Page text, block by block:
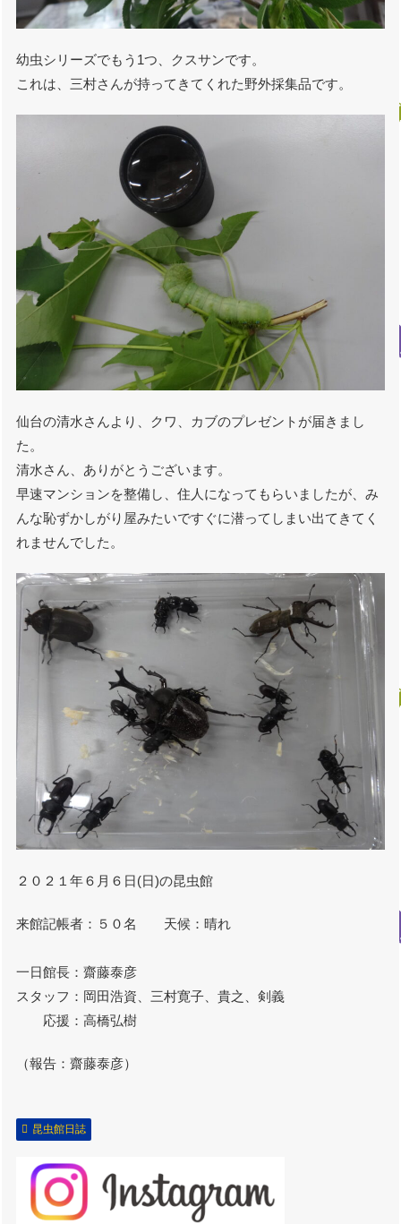
幼虫シリーズでもう1つ、クスサンです。
これは、三村さんが持ってきてくれた野外採集品です。
仙台の清水さんより、クワ、カブのプレゼントが届きまし
た。
清水さん、ありがとうございます。
早速マンションを整備し、住人になってもらいましたが、み
んな恥ずかしがり屋みたいですぐに潜ってしまい出てきてく
れませんでした。
２０２１年６月６日(日)の昆虫館
来館記帳者：５０名 天候：晴れ
一日館長：齋藤泰彦
スタッフ：岡田浩資、三村寛子、貴之、剣義
応援：高橋弘樹
（報告：齋藤泰彦）
昆虫館日誌